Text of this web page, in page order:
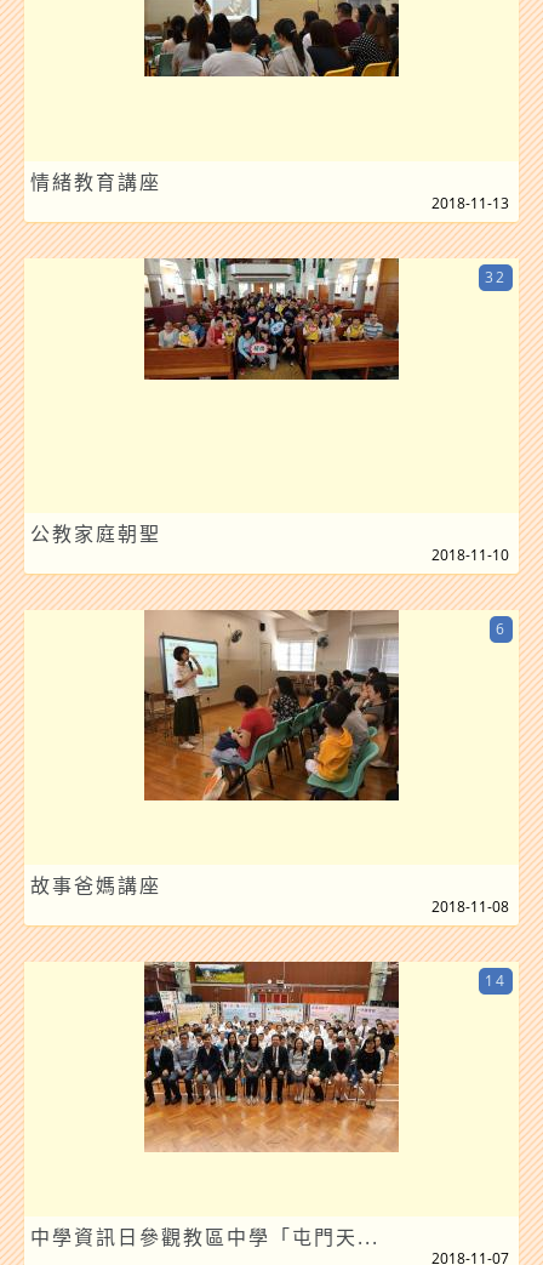
情緒教育講座
2018-11-13
公教家庭朝聖
32
2018-11-10
故事爸媽講座
6
2018-11-08
中學資訊日參觀教區中學「屯門天...
14
2018-11-07